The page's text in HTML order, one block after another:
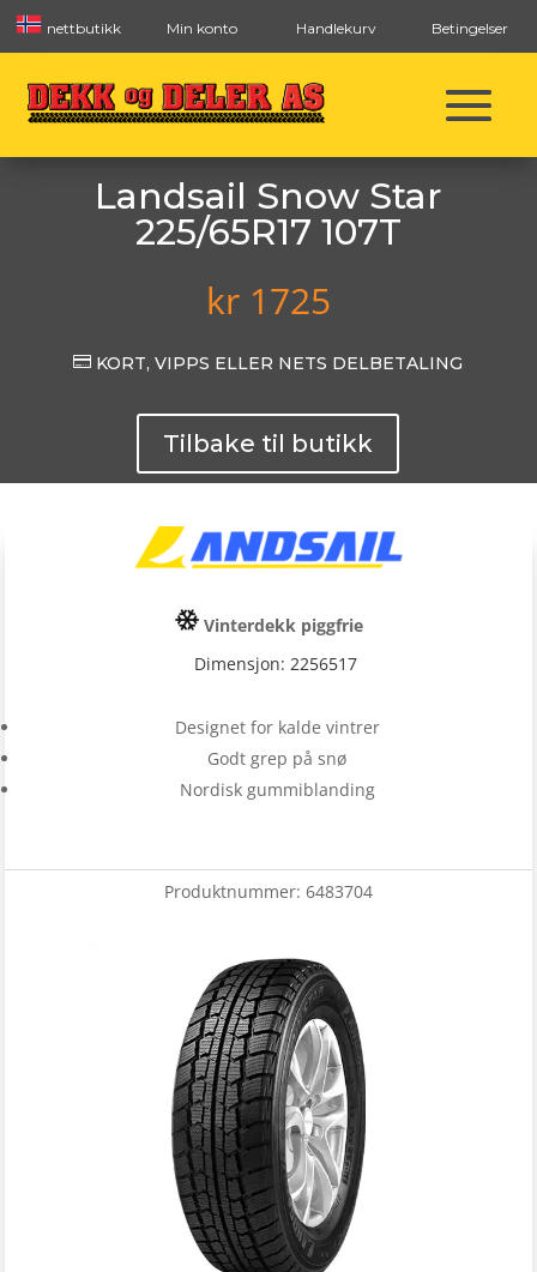
nettbutikk Min konto Handlekurv Betingelser
Landsail Snow Star
225/65R17 107T
kr1725
 KORT, VIPPS ELLER NETS DELBETALING
Tilbake til butikk
Vinterdekk piggfrie
Dimensjon: 2256517
Designet for kalde vintrer
Godt grep på snø
Nordisk gummiblanding
Produktnummer: 6483704